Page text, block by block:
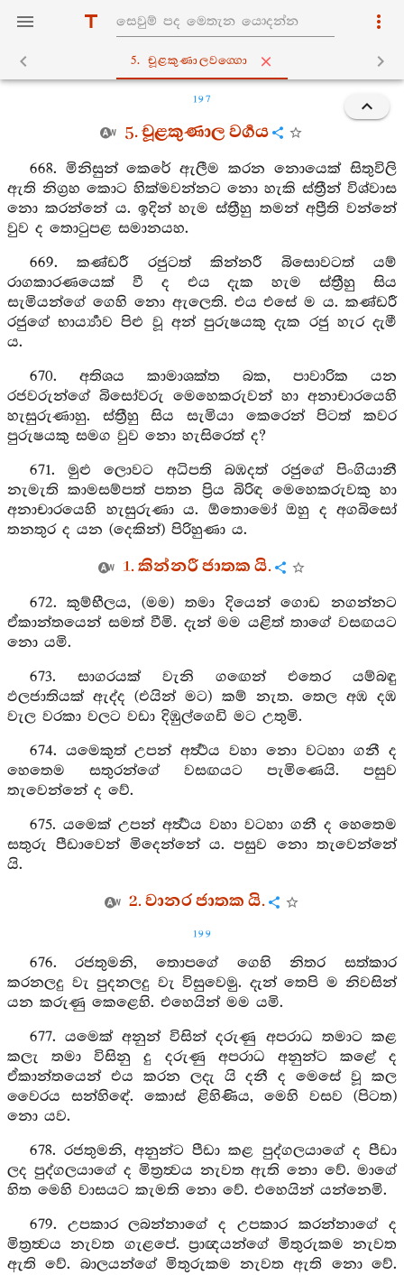
5. චූළකුණාලවග‍්ගො
197
5. චූළකුණාල වර්‍ගය
668. මිනිසුන් කෙරේ ඇලීම කරන නොයෙක් සිතුවිලි
ඇති නිග්‍රහ කොට හික්මවන්නට නො හැකි ස්ත්‍රීන් විශ්වාස
නො කරන්නේ ය. ඉදින් හැම ස්ත්‍රීහු තමන් අප්‍රීති වන්නේ
වුව ද තොටුපළ සමානයහ.
669. කණ්ඩරී රජුටත් කින්නරී බිසොවටත් යම්
රාගකාරණයෙක් වී ද එය දැක හැම ස්ත්‍රීහු සිය
සැමියන්ගේ ගෙහි නො ඇලෙති. එය එසේ ම ය. කණ්ඩරී
රජුගේ භාර්‍ය්‍යාව පිළු වූ අන් පුරුෂයකු දැක රජු හැර දැමී
ය.
670. අතිශය කාමාශක්ත බක, පාවාරික යන
රජවරුන්ගේ බිසෝවරු මෙහෙකරුවන් හා අනාචාරයෙහි
හැසුරුණාහු. ස්ත්‍රීහු සිය සැමියා කෙරෙන් පිටත් කවර
පුරුෂයකු සමග වුව නො හැසිරෙත් ද?
671. මුළු ලොවට අධිපති බඹදත් රජුගේ පිංගියානී
නැමැති කාමසම්පත් පතන ප්‍රිය බිරිඳ මෙහෙකරුවකු හා
අනාචාරයෙහි හැසුරුණා ය. ඕතොමෝ ඔහු ද අගබිසෝ
තනතුර ද යන (දෙකින්) පිරිහුණා ය.
1. කින්නරී ජාතක යි.
672. කුම්භීලය, (මම) තමා දියෙන් ගොඩ නගන්නට
ඒකාන්තයෙන් සමත් වීමි. දැන් මම යළිත් තාගේ වසඟයට
නො යමි.
673. සාගරයක් වැනි ගඟෙන් එතෙර යම්බඳු
ඵලජාතියක් ඇද්ද (එයින් මට) කම් නැත. තෙල අඹ දඹ
වැල වරකා වලට වඩා දිඹුල්ගෙඩි මට උතුමි.
674. යමෙකුත් උපන් අර්‍ත්‍ථය වහා නො වටහා ගනී ද
හෙතෙම සතුරන්ගේ වසඟයට පැමිණෙයි. පසුව
තැවෙන්නේ ද වේ.
675. යමෙක් උපන් අර්‍ත්‍ථය වහා වටහා ගනී ද හෙතෙම
සතුරු පීඩාවෙන් මිදෙන්නේ ය. පසුව නො තැවෙන්නේ
යි.
2. වානර ජාතක යි.
199
676. රජතුමනි, තොපගේ ගෙහි නිතර සත්කාර
කරනලදු වැ පුදනලදු වැ විසුවෙමු. දැන් තෙපි ම නිවසින්
යන කරුණු කෙළෙහි. එහෙයින් මම යමි.
677. යමෙක් අනුන් විසින් දරුණු අපරාධ තමාට කළ
කලැ තමා විසිනු දු දරුණු අපරාධ අනුන්ට කළේ ද
ඒකාන්තයෙන් එය කරන ලදැ යි දනී ද මෙසේ වූ කල
වෛරය සන්හිඳේ. කොස් ළිහිණිය, මෙහි වසව (පිටත)
නො යව.
678. රජතුමනි, අනුන්ට පීඩා කළ පුද්ගලයාගේ ද පීඩා
ලද පුද්ගලයාගේ ද මිත්‍රත්‍වය නැවත ඇති නො වේ. මාගේ
හිත මෙහි වාසයට කැමති නො වේ. එහෙයින් යන්නෙමි.
679. උපකාර ලබන්නාගේ ද උපකාර කරන්නාගේ ද
මිත්‍රත්‍වය නැවත ගැළපේ. ප්‍රාඥයන්ගේ මිතුරුකම නැවත
ඇති වේ. බාලයන්ගේ මිතුරුකම නැවත ඇති නො වේ.